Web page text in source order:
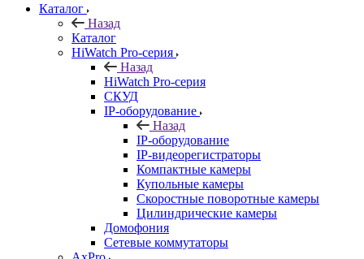
Каталог
Назад
Каталог
HiWatch Pro-серия
Назад
HiWatch Pro-серия
CКУД
IP-оборудование
Назад
IP-оборудование
IP-видеорегистраторы
Компактные камеры
Купольные камеры
Скоростные поворотные камеры
Цилиндрические камеры
Домофония
Сетевые коммутаторы